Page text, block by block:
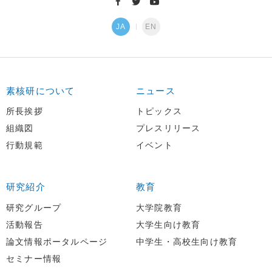
JA EN
素核研について
所長挨拶
組織図
行動規範
ニュース
トピックス
プレスリリース
イベント
研究紹介
研究グループ
活動報告
論文情報ポータルページ
セミナー情報
教育
大学院教育
大学生向け教育
中学生・高校生向け教育